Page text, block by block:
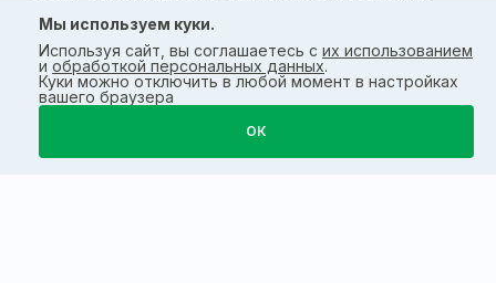
Мы используем куки.
Используя сайт, вы соглашаетесь с их использованием
и обработкой персональных данных.
Куки можно отключить в любой момент в настройках
вашего браузера
ОК